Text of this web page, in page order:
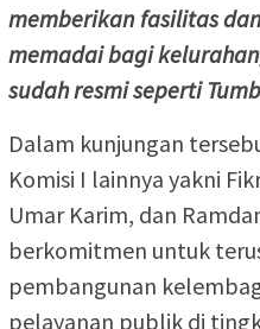
memberikan fasilitas
memadai bagi
sudah resmi seperti
Dalam kunjungan
Komisi I lainnya yakni
Umar Karim, dan
berkomitmen untuk
pembangunan
pelayanan publik di